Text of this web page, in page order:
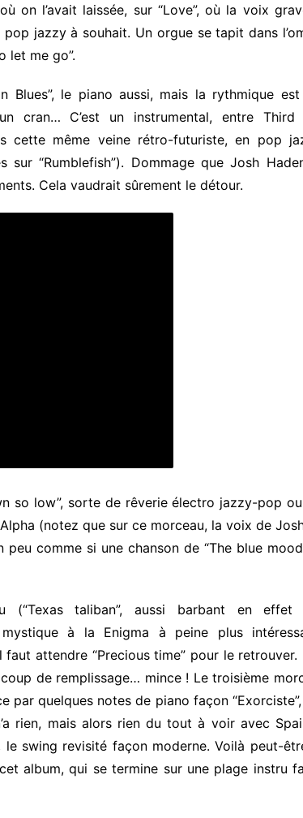
on l’avait laissée, sur “Love”, où la voix
pop jazzy à souhait. Un orgue se tapit dans
let me go”.
Blues”, le piano aussi, mais la rythmique
cran… C’est un instrumental, entre Third
cette même veine rétro-futuriste, en pop
“Rumblefish”). Dommage que Josh
Cela vaudrait sûrement le détour.
so low”, sorte de rêverie électro jazzy-pop ou
(notez que sur ce morceau, la voix de
peu comme si une chanson de “The blue
(“Texas taliban”, aussi barbant en effet
à la Enigma à peine plus
attendre “Precious time” pour le retrouver.
de remplissage… mince ! Le troisième
par quelques notes de piano façon
rien, mais alors rien du tout à voir avec
swing revisité façon moderne. Voilà peut-
album, qui se termine sur une plage instru